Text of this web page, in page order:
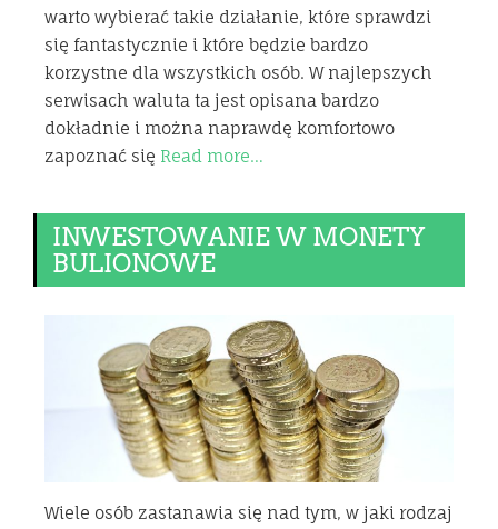
warto wybierać takie działanie, które sprawdzi
się fantastycznie i które będzie bardzo
korzystne dla wszystkich osób. W najlepszych
serwisach waluta ta jest opisana bardzo
dokładnie i można naprawdę komfortowo
zapoznać się Read more…
INWESTOWANIE W MONETY
BULIONOWE
Wiele osób zastanawia się nad tym, w jaki rodzaj